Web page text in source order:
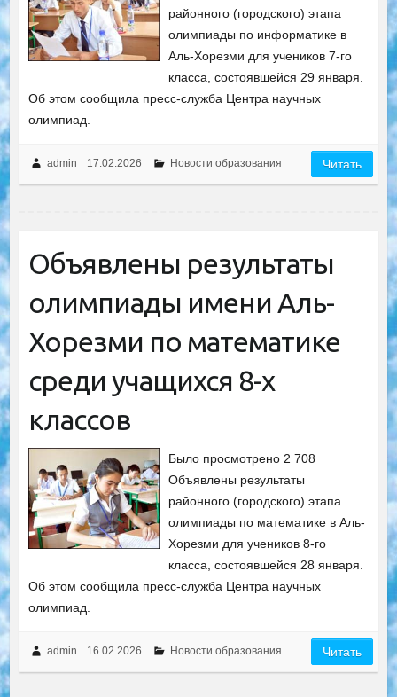
районного (городского) этапа
олимпиады по информатике в
Аль-Хорезми для учеников 7-го
класса, состоявшейся 29 января.
Об этом сообщила пресс-служба Центра научных
олимпиад.
admin 17.02.2026 Новости образования Читать
Объявлены результаты
олимпиады имени Аль-
Хорезми по математике
среди учащихся 8-х
классов
Было просмотрено 2 708
Объявлены результаты
районного (городского) этапа
олимпиады по математике в Аль-
Хорезми для учеников 8-го
класса, состоявшейся 28 января.
Об этом сообщила пресс-служба Центра научных
олимпиад.
admin 16.02.2026 Новости образования Читать